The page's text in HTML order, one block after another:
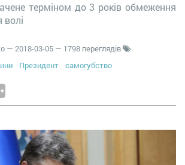
терміном до 3 років обмеження
волі
— 2018-03-05 — 1798 переглядів
Президент самогубство